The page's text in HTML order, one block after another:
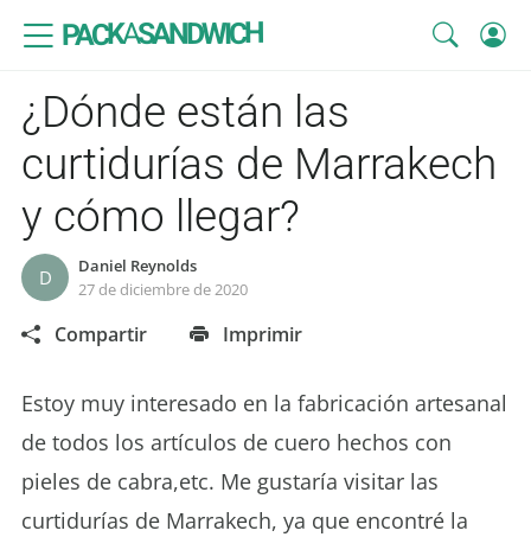
PACKASANDWICH
¿Dónde están las
curtidurías de Marrakech
y cómo llegar?
D
Daniel Reynolds
27 de diciembre de 2020
Compartir Imprimir
Estoy muy interesado en la fabricación artesanal
de todos los artículos de cuero hechos con
pieles de cabra,etc. Me gustaría visitar las
curtidurías de Marrakech, ya que encontré la